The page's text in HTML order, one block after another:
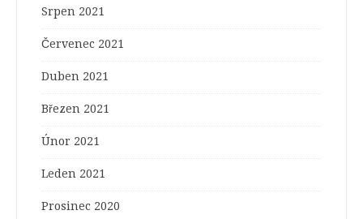
Srpen 2021
Červenec 2021
Duben 2021
Březen 2021
Únor 2021
Leden 2021
Prosinec 2020